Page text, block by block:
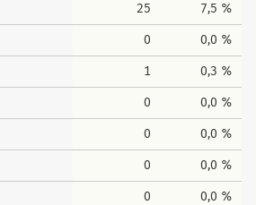
25 7,5 %
0 0,0 %
1 0,3 %
0 0,0 %
0 0,0 %
0 0,0 %
0 0,0 %